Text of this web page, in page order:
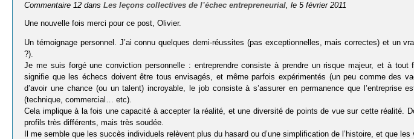
Commentaire 12 dansLes leçons collectives de l’échec entrepreneurial, le 5 février 2011
Une nouvelle fois merci pour ce post, Olivier.
Un témoignage personnel. J’ai connu quelques demi-réussites (pas exceptionnelles, mais correctes) et un
?).
Je me suis forgé une conviction personnelle : entreprendre consiste à prendre un risque majeur, et à tout
signifie que les échecs doivent être tous envisagés, et même parfois expérimentés (un peu comme des
d’avoir une chance (ou un talent) incroyable, le job consiste à s’assurer en permanence que l’entreprise
(technique, commercial… etc).
Cela implique à la fois une capacité à accepter la réalité, et une diversité de points de vue sur cette réalité.
profils très différents, mais très soudée.
Il me semble que les succès individuels relèvent plus du hasard ou d’une simplification de l’histoire, et que